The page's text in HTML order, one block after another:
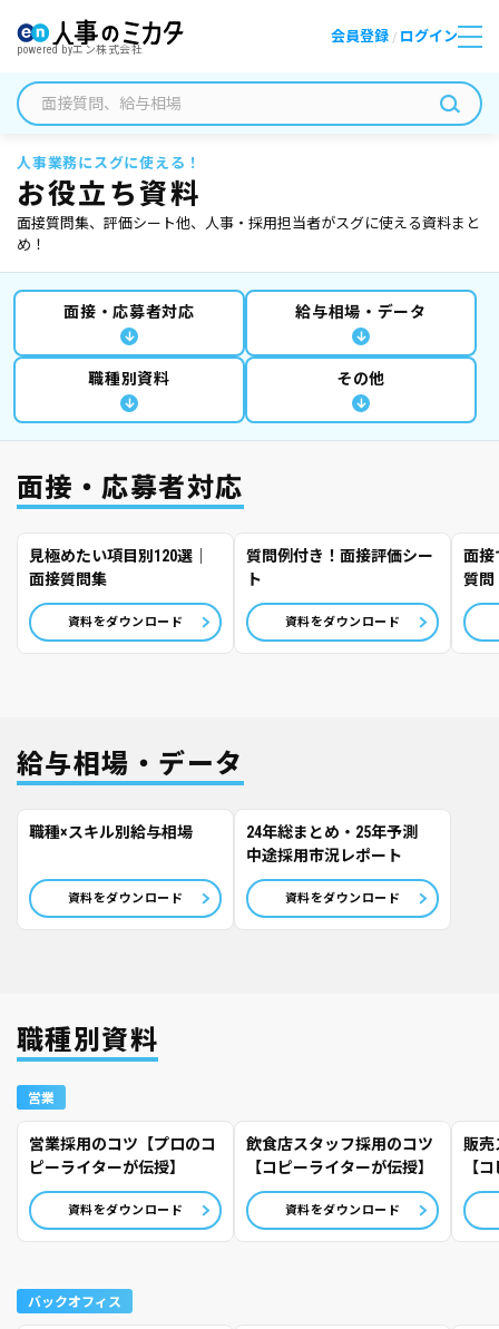
powered byエン株式会社
会員登録 / ログイン
人事業務にスグに使える！
お役立ち資料
面接質問集、評価シート他、人事・採用担当者がスグに使える資料まと
め！
面接・応募者対応 給与相場・データ
職種別資料 その他
面接・応募者対応
見極めたい項目別120選｜
面接質問集
資料をダウンロード
質問例付き！面接評価シー
ト
資料をダウンロード
面接
質問
給与相場・データ
職種×スキル別給与相場
資料をダウンロード
24年総まとめ・25年予測
中途採用市況レポート
資料をダウンロード
職種別資料
営業
営業採用のコツ【プロのコ
ピーライターが伝授】
資料をダウンロード
飲食店スタッフ採用のコツ
【コピーライターが伝授】
資料をダウンロード
販売
【
バックオフィス